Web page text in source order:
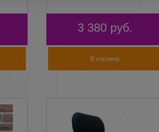
3 380 руб.
В корзину